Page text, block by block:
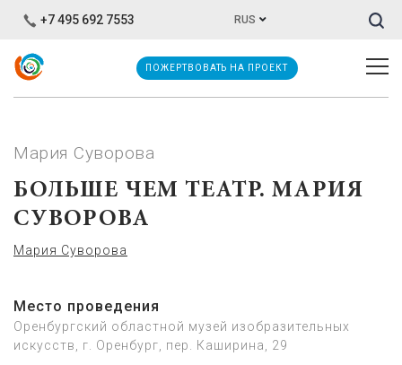
+7 495 692 7553 RUS
ПОЖЕРТВОВАТЬ НА ПРОЕКТ
Мария Суворова
БОЛЬШЕ ЧЕМ ТЕАТР. МАРИЯ
СУВОРОВА
Мария Суворова
Место проведения
Оренбургский областной музей изобразительных
искусств, г. Оренбург, пер. Каширина, 29